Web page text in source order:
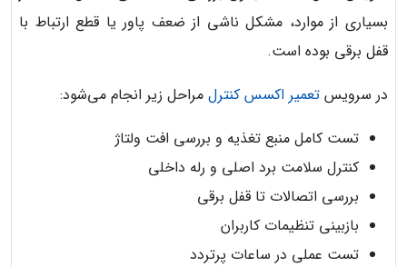
بسیاری از موارد، مشکل ناشی از ضعف پاور یا قطع ارتباط با
قفل برقی بوده است.
در سرویس تعمیر اکسس کنترل مراحل زیر انجام می‌شود:
تست کامل منبع تغذیه و بررسی افت ولتاژ
کنترل سلامت برد اصلی و رله داخلی
بررسی اتصالات تا قفل برقی
بازبینی تنظیمات کاربران
تست عملی در ساعات پرتردد